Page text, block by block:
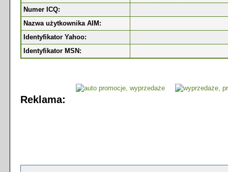
Numer ICQ:
Nazwa użytkownika AIM:
Identyfikator Yahoo:
Identyfikator MSN:
Reklama: